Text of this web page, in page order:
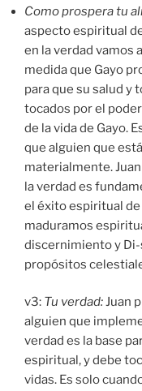
Como prospera tu
aspecto espiritual
en la verdad vamos
medida que Gayo
para que su salud y
tocados por el
de la vida de Gayo.
que alguien que
materialmente.
la verdad es
el éxito espiritual
maduramos
discernimiento y
propósitos
v3: Tu verdad:Juan
alguien que
verdad es la base
espiritual, y debe
vidas. Es solo